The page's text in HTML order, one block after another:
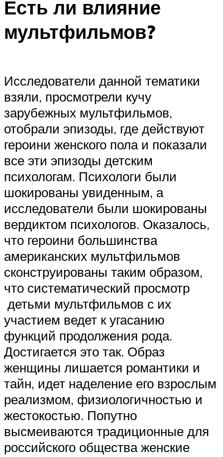
Есть ли влияние
мультфильмов?
Исследователи данной тематики
взяли, просмотрели кучу
зарубежных мультфильмов,
отобрали эпизоды, где действуют
героини женского пола и показали
все эти эпизоды детским
психологам. Психологи были
шокированы увиденным, а
исследователи были шокированы
вердиктом психологов. Оказалось,
что героини большинства
американских мультфильмов
сконструированы таким образом,
что систематический просмотр
детьми мультфильмов с их
участием ведет к угасанию
функций продолжения рода.
Достигается это так. Образ
женщины лишается романтики и
тайн, идет наделение его взрослым
реализмом, физиологичностью и
жестокостью. Попутно
высмеиваются традиционные для
российского общества женские